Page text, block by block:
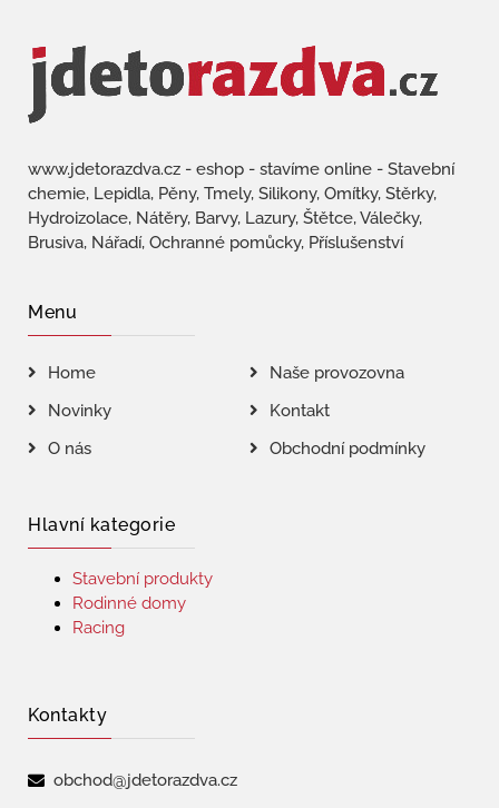
www.jdetorazdva.cz - eshop - stavíme online - Stavební
chemie, Lepidla, Pěny, Tmely, Silikony, Omítky, Stěrky,
Hydroizolace, Nátěry, Barvy, Lazury, Štětce, Válečky,
Brusiva, Nářadí, Ochranné pomůcky, Příslušenství
Menu
Home
Naše provozovna
Novinky
Kontakt
O nás
Obchodní podmínky
Hlavní kategorie
Stavební produkty
Rodinné domy
Racing
Kontakty
obchod@jdetorazdva.cz